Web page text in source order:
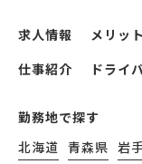
求人情報 メリット
仕事紹介
ドライ
勤務地で探す
北海道 青森県 岩